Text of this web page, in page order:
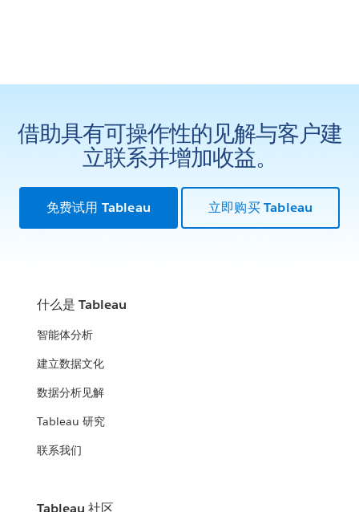
借助具有可操作性的见解与客户建
立联系并增加收益。
免费试用 Tableau 立即购买 Tableau
什么是 Tableau
智能体分析
建立数据文化
数据分析见解
Tableau 研究
联系我们
Tableau 社区